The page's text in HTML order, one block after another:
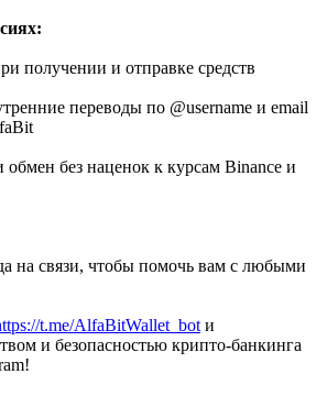
получении и отправке средств
переводы по @username и email
обмен без наценок к курсам Binance и
на связи, чтобы помочь вам с любыми
t.me/AlfaBitWallet_botи
и безопасностью крипто-банкинга